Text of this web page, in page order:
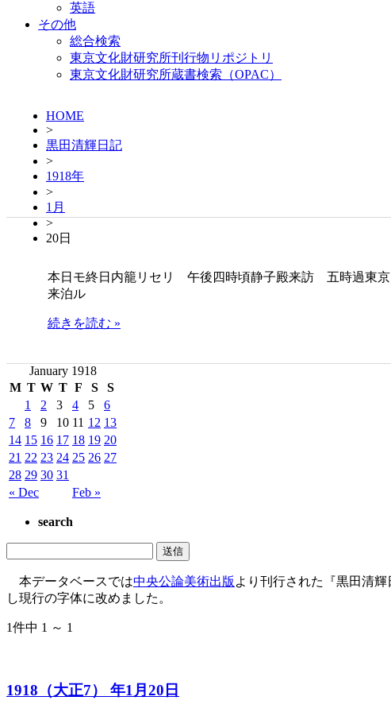
英語
その他
総合検索
東京文化財研究所刊行物リポジトリ
東京文化財研究所蔵書検索（OPAC）
HOME
>
黒田清輝日記
>
1918年
>
1月
>
20日
本日モ終日内籠リセリ 午後四時頃静子殿来訪 五時過東京
来泊ル
続きを読む »
January 1918
M T W T F S S
« Dec Feb »
1 2 3 4 5
6
7
8 9 10 11 12 13
14 15 16 17 18 19 20
21 22 23 24 25 26 27
28 29 30 31
search
本データベースでは中央公論美術出版 より刊行された『黒田清
し現行の字体に改めました。
1件中 1 ～ 1
1918（大正7） 年1月20日